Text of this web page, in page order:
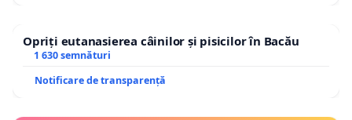
Opriți eutanasierea câinilor și pisicilor în Bacău
1 630 semnături
Notificare de transparență